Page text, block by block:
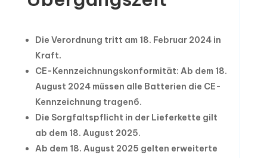
Die Verordnung tritt am 18. Februar 2024 in
Kraft.
CE-Kennzeichnungskonformität: Ab dem 18.
August 2024 müssen alle Batterien die CE-
Kennzeichnung tragen6.
Die Sorgfaltspflicht in der Lieferkette gilt
ab dem 18. August 2025.
Ab dem 18. August 2025 gelten erweiterte